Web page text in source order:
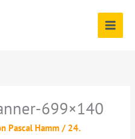
699×140
Pascal Hamm/ 24.